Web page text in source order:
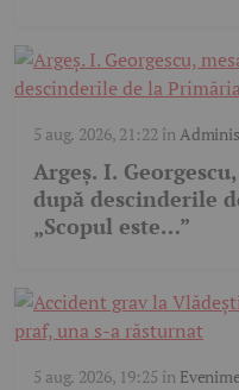
5 aug. 2026, 21:22 în
Argeș. I.
după descinderile
„Scopul este…”
5 aug. 2026, 19:25 în